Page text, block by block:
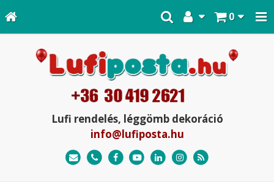
0
Lufi rendelés, léggömb dekoráció
info@lufiposta.hu